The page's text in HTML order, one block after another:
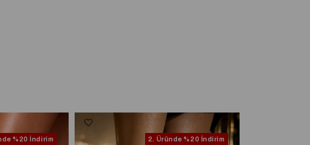
%20 İndirim 2. Üründe%20 İndirim